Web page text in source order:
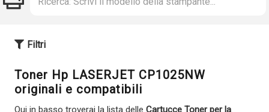
Filtri
Toner Hp LASERJET CP1025NW
originali e compatibili
Qui in basso troverai la lista delle Cartucce Toner per la